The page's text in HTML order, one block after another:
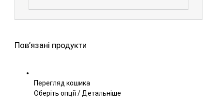
Пов’язані продукти
Перегляд кошика
Оберіть опціїЦей
/Детальніше